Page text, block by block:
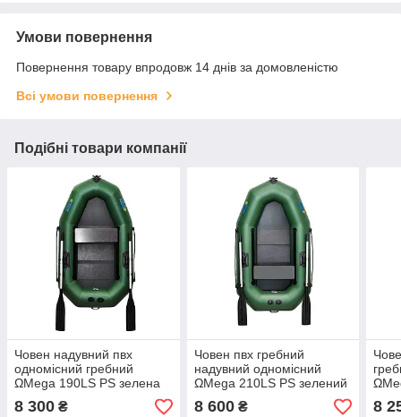
Умови повернення
Повернення товару впродовж 14 днів за домовленістю
Всі умови повернення
Подібні товари компанії
Човен надувний пвх
одномісний гребний
ΩMega 190LS PS зелена
8 300 ₴
Човен пвх гребний
надувний одномісний
ΩMega 210LS PS зелений
8 600₴ 8